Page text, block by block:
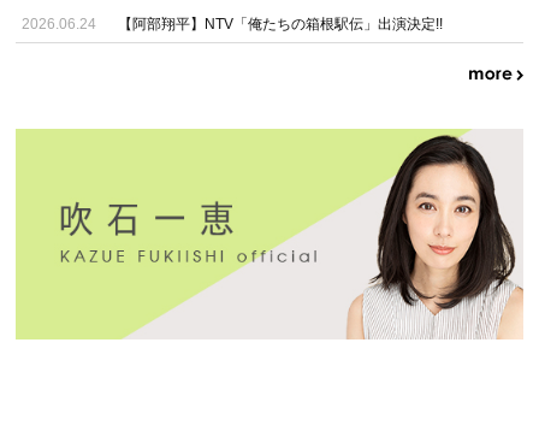
2026.06.24 【阿部翔平】NTV「俺たちの箱根駅伝」出演決定!!